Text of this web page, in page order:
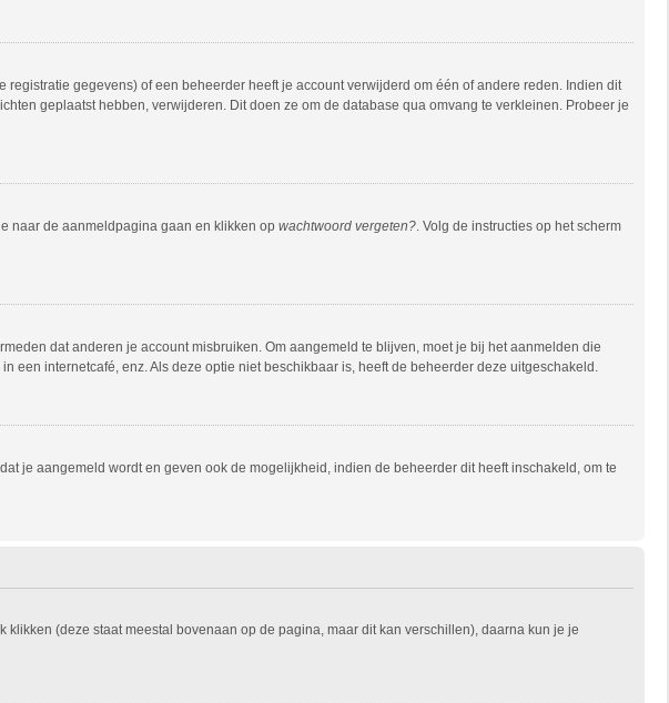
gegevens) of een beheerder heeft je account verwijderd om één of andere reden. Indien dit
geplaatst hebben, verwijderen. Dit doen ze om de database qua omvang te verkleinen. Probeer je
naar de aanmeldpagina gaan en klikken op wachtwoord vergeten?. Volg de instructies op het scherm
dat anderen je account misbruiken. Om aangemeld te blijven, moet je bij het aanmelden die
een internetcafé, enz. Als deze optie niet beschikbaar is, heeft de beheerder deze uitgeschakeld.
je aangemeld wordt en geven ook de mogelijkheid, indien de beheerder dit heeft inschakeld, om te
klikken (deze staat meestal bovenaan op de pagina, maar dit kan verschillen), daarna kun je je